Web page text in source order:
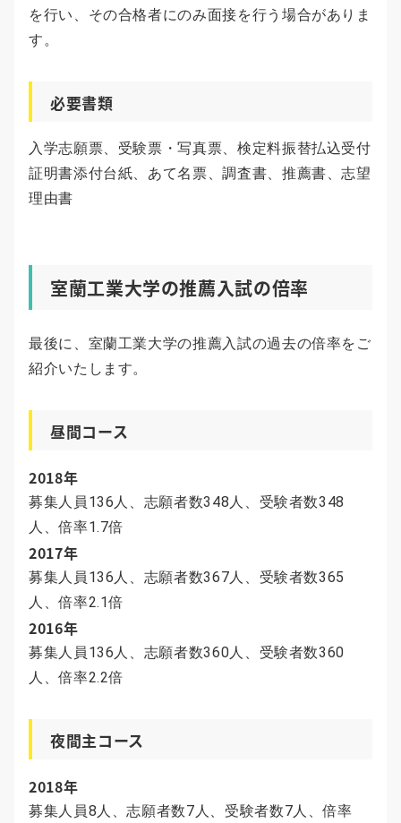
を行い、その合格者にのみ面接を行う場合がありま
す。
必要書類
入学志願票、受験票・写真票、検定料振替払込受付
証明書添付台紙、あて名票、調査書、推薦書、志望
理由書
室蘭工業大学の推薦入試の倍率
最後に、室蘭工業大学の推薦入試の過去の倍率をご
紹介いたします。
昼間コース
2018年
募集人員136人、志願者数348人、受験者数348
人、倍率1.7倍
2017年
募集人員136人、志願者数367人、受験者数365
人、倍率2.1倍
2016年
募集人員136人、志願者数360人、受験者数360
人、倍率2.2倍
夜間主コース
2018年
募集人員8人、志願者数7人、受験者数7人、倍率